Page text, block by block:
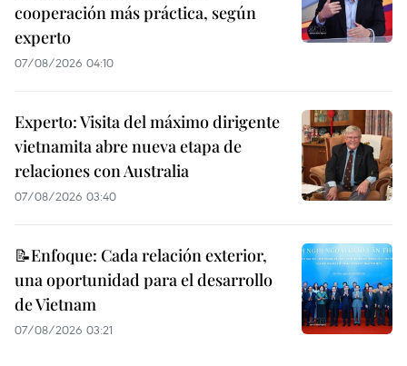
cooperación más práctica, según
experto
07/08/2026 04:10
Experto: Visita del máximo dirigente
vietnamita abre nueva etapa de
relaciones con Australia
07/08/2026 03:40
📝Enfoque: Cada relación exterior,
una oportunidad para el desarrollo
de Vietnam
07/08/2026 03:21